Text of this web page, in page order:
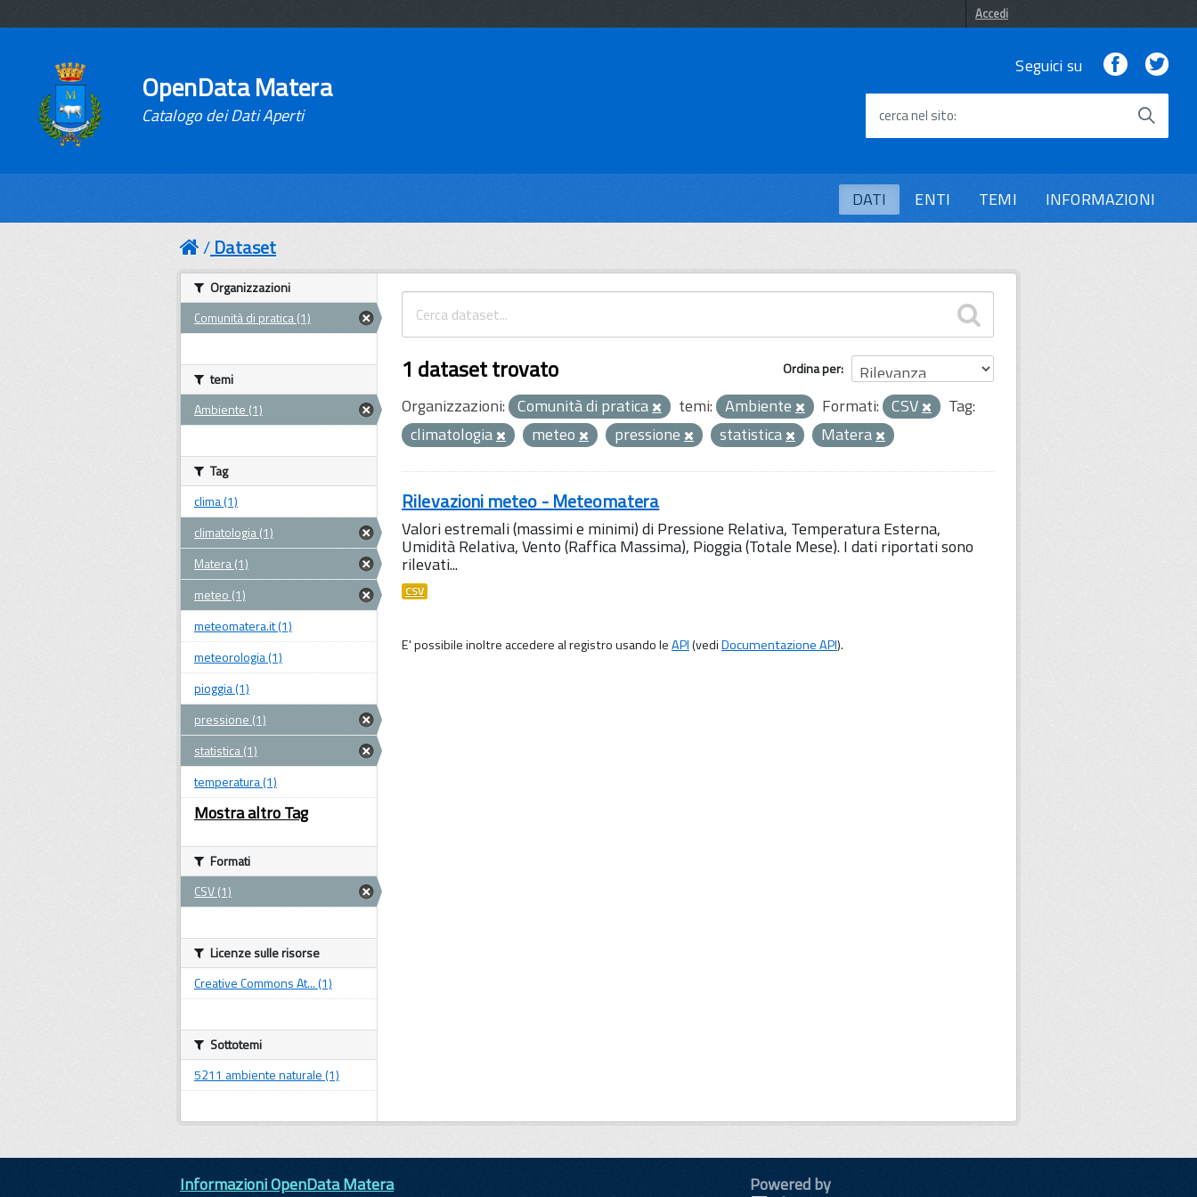
Accedi
OpenData Matera
Catalogo dei Dati Aperti
Seguici su Facebook
cerca nel sito
DATI ENTI TEMI INFORMAZIONI
Dataset
Ordina per
1 dataset trovato
Organizzazioni: Comunità di pratica temi: Ambiente Formati: CSV
Tag:
climatologia
meteo pressione statistica Matera
Rilevazioni meteo - Meteomatera
Valori estremali (massimi e minimi) di Pressione Relativa, Temperatura Esterna,
Umidità Relativa, Vento (Raffica Massima), Pioggia (Totale Mese). I dati riportati sono
rilevati...
CSV
E' possibile inoltre accedere al registro usando leAPI(vediDocumentazione API).
Organizzazioni
Comunità di pratica (1)
temi
Ambiente (1)
Tag
clima (1)
climatologia (1)
Matera (1)
meteo (1)
meteomatera.it (1)
meteorologia (1)
pioggia (1)
pressione (1)
statistica (1)
temperatura (1)
Mostra altro Tag
Formati
CSV (1)
Licenze sulle risorse
Creative Commons At... (1)
Sottotemi
5211 ambiente naturale (1)
Informazioni OpenData Matera
Powered by